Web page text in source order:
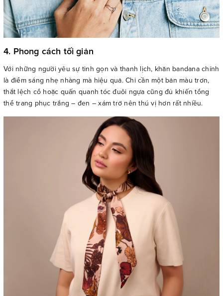
4. Phong cách tối giản
Với những người yêu sự tinh gọn và thanh lịch, khăn bandana chính
là điểm sáng nhẹ nhàng mà hiệu quả. Chỉ cần một bản màu trơn,
thắt lệch cổ hoặc quấn quanh tóc đuôi ngựa cũng đủ khiến tổng
thể trang phục trắng – đen – xám trở nên thú vị hơn rất nhiều.